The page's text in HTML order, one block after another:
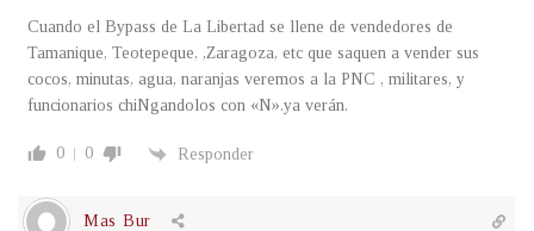
Cuando el Bypass de La Libertad se llene de vendedores de
Tamanique, Teotepeque, ,Zaragoza, etc que saquen a vender sus
cocos, minutas, agua, naranjas veremos a la PNC , militares, y
funcionarios chiNgandolos con «N».ya verán.
0 0 Responder
Mas Bur